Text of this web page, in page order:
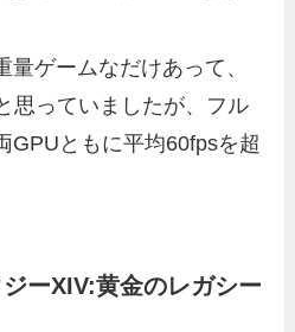
ゲームなだけあって、
思っていましたが、フル
GPUともに平均60fpsを超
ーXIV:黄金のレガシー